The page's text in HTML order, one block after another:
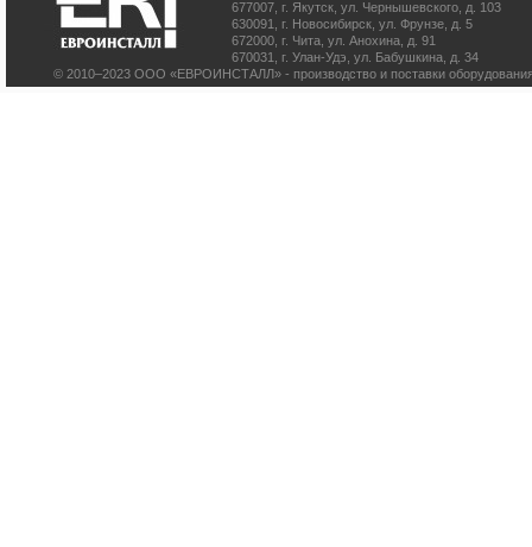
677007 г. Якутск ул. Чернышевского, д. 103
630091
г. Новосибирск ул. Фрунзе, д. 5
672000 г. Чита ул. Анохина, д. 91
670031
г. Улан-Удэ ул. Бабушкина, д. 34
© 2010–2023 ООО «ЕВРОИНСТАЛЛ» - производство и поставки оборудования